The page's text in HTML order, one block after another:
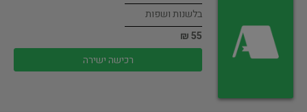
בלשנות ושפות
55 ₪
רכישה ישירה